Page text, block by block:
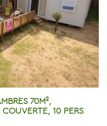
70M²,
10 PERS